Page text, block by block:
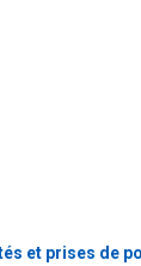
et prises de